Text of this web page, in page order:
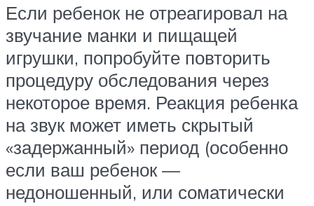
Если ребенок не отреагировал на
звучание манки и пищащей
игрушки, попробуйте повторить
процедуру обследования через
некоторое время. Реакция ребенка
на звук может иметь скрытый
«задержанный» период (особенно
если ваш ребенок —
недоношенный, или соматически